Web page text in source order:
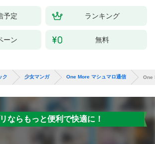
予定 ランキング
ーン 無料
ク 少女マンガ One More マシュマロ通信 One
ならもっと便利で快適に！